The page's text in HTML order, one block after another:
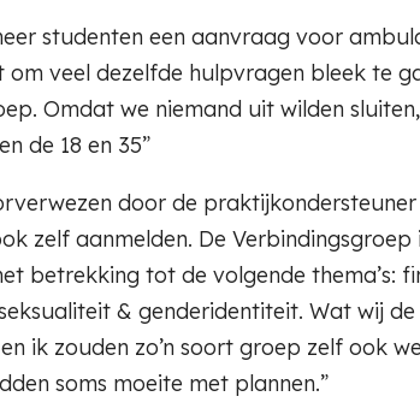
studenten een aanvraag voor
veel dezelfde hulpvragen bleek te
Omdat we niemand uit wilden
de 18 en 35”
door de
zelf aanmelden. De
betrekking tot de volgende thema’s:
& genderidentiteit. Wat wij
ik zouden zo’n soort groep zelf ook
soms moeite met plannen.”